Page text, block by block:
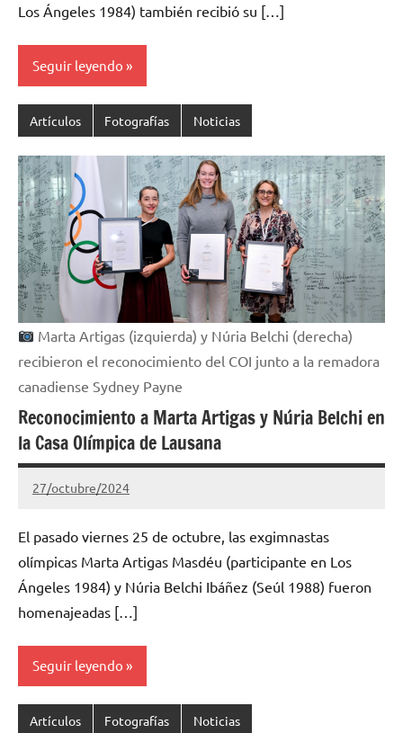
Los Ángeles 1984) también recibió su […]
Seguir leyendo
Artículos Fotografías Noticias
Marta Artigas (izquierda) y Núria Belchi (derecha)
recibieron el reconocimiento del COI junto a la remadora
canadiense Sydney Payne
Reconocimiento a Marta Artigas y Núria Belchi en
la Casa Olímpica de Lausana
27/octubre/2024
Gimnastas.net
No
comentarios
El pasado viernes 25 de octubre, las exgimnastas
olímpicas Marta Artigas Masdéu (participante en Los
Ángeles 1984) y Núria Belchi Ibáñez (Seúl 1988) fueron
homenajeadas […]
Seguir leyendo
Artículos Fotografías Noticias